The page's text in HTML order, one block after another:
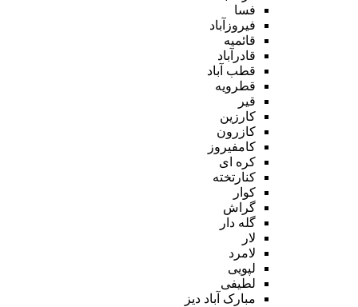
فسا
فیروزآباد
قائمیه
قادرآباد
قطب آباد
قطرویه
قیر
کارزین
کازرون
کامفیروز
کره ای
کنارتخته
کوار
گراش
گله دار
لار
لامرد
لپویی
لطیفی
مبارک آباد دیز